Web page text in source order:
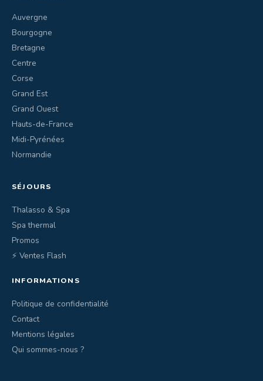
Auvergne
Bourgogne
Bretagne
Centre
Corse
Grand Est
Grand Ouest
Hauts-de-France
Midi-Pyrénées
Normandie
SÉJOURS
Thalasso & Spa
Spa thermal
Promos
⚡ Ventes Flash
INFORMATIONS
Politique de confidentialité
Contact
Mentions légales
Qui sommes-nous ?